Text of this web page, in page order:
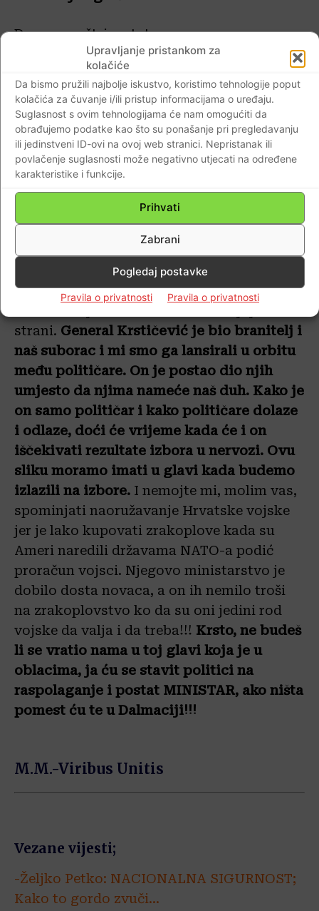
Upravljanje pristankom za
kolačiće
Da bismo pružili najbolje iskustvo, koristimo tehnologije poput
kolačića za čuvanje i/ili pristup informacijama o uređaju.
Suglasnost s ovim tehnologijama će nam omogućiti da
obrađujemo podatke kao što su ponašanje pri pregledavanju
ili jedinstveni ID-ovi na ovoj web stranici. Nepristanak ili
povlačenje suglasnosti može negativno utjecati na određene
karakteristike i funkcije.
Prihvati
Zabrani
Pogledaj postavke
Pravila o privatnosti Pravila o privatnosti
Danas se oštrim statusomna svom
oglasio pukovnik u miru
Željko
Petko – ratni zapovjednik oklopne bojne
4. Gbru kojem je uputio oštru kritiku
Krstičeviću i zapravo mu uz dobronamjernu
i ljudsku poruku bacio rukavicu za
nadolazeće izbore…
Facebook status u cijelosti…
Događaji se nizaju velikom brzinom i
narodu je iz dana u dan vidljivije koliko je
vlast u Hrvatskoj protiv naroda, obitelji i
kršćansih vrijednosti Hrvatskog društva.
strani. General Krstičević je bio branitelj i
naš suborac i mi smo ga lansirali u orbitu
među političare. On je postao dio njih
umjesto da njima nameće naš duh. Kako je
on samo političar i kako političare dolaze
i odlaze, doći će vrijeme kada će i on
iščekivati rezultate izbora u nervozi. Ovu
sliku moramo imati u glavi kada budemo
izlazili na izbore. I nemojte mi, molim vas,
spominjati naoružavanje Hrvatske vojske
jer je lako kupovati zrakoplove kada su
Ameri naredili državama NATO-a podić
proračun vojsci. Njegovo ministarstvo je
dobilo dosta novaca, a on ih nemilo troši
na zrakoplovstvo ko da su oni jedini rod
vojske da valja i da treba!!! Krsto, ne budeš
li se vratio nama u toj glavi koja je u
oblacima, ja ću se stavit politici na
raspolaganje i postat MINISTAR, ako ništa
pomest ću te u Dalmaciji!!!
M.M.-Viribus Unitis
Vezane vijesti;
-Željko Petko: NACIONALNA SIGURNOST;
Kako to gordo zvuči…